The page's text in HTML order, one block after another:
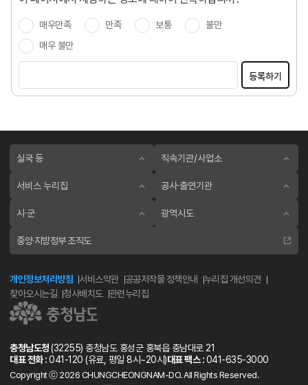
매우만족 만족 보통
불만
매우 불만
등록하기
실국 등 직속기관/사업소
서비스 누리집 공사·출연기관
시·군 광역시도
중앙·지방정부 조직도
개인정보처리방침 서비스약관 공공저작물 정책안내
누리집 개선의견
찾아오시는길
청사배치도 관련누리집
충청남도청(32255) 충청남도 홍성군 홍북읍 충남대로 21
대표 전화 :041-120 (유료, 평일 8시~20시)대표 팩스 :041-635-3000
Copyright ⓒ 2026 CHUNGCHEONGNAM-DO. All Rights Reserved.